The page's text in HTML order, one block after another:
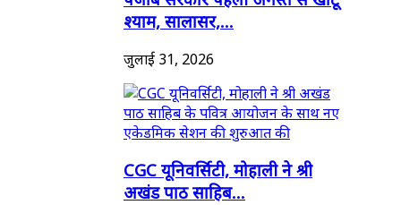
श्याम, सालासर,...
जुलाई 31, 2026
CGC यूनिवर्सिटी, मोहाली ने श्री
अखंड पाठ साहिब...